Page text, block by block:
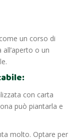
un corso di
o un
con carta
può piantarla e
molto. Optare per